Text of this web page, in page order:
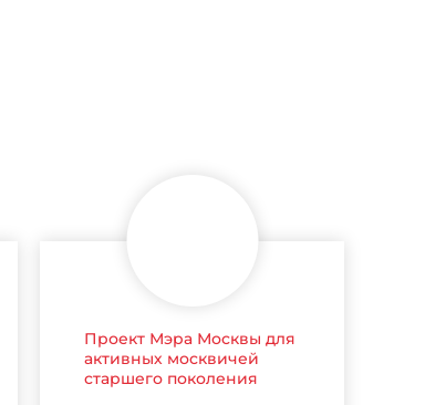
Проект Мэра Москвы для
активных москвичей
старшего поколения